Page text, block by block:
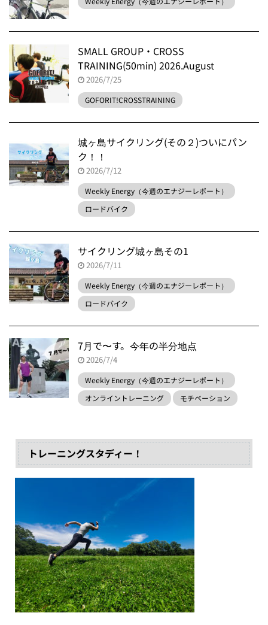
SMALL GROUP・CROSS
TRAINING(50min) 2026.August
2026/7/25
GOFORIT!CROSSTRAINING
城ヶ島サイクリング(その２)ついにパン
ク！！
2026/7/12
Weekly Energy（今週のエナジーレポート）
ロードバイク
サイクリング城ヶ島その1
2026/7/11
Weekly Energy（今週のエナジーレポート）
ロードバイク
7月で〜す。今年の半分地点
2026/7/4
Weekly Energy（今週のエナジーレポート）
オンライントレーニング
モチベーション
トレーニングスタディー！